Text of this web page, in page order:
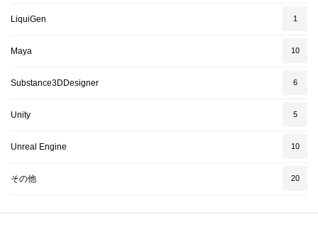
LiquiGen 1
Maya 10
Substance3DDesigner 6
Unity 5
Unreal Engine 10
その他 20